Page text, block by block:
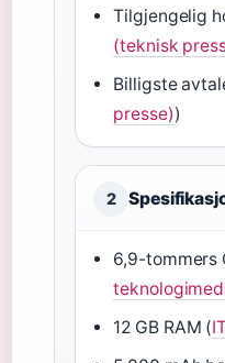
Tilgjengelig
(teknisk
Billigste
presse))
2
6,9-tommers
12 GB RAM (